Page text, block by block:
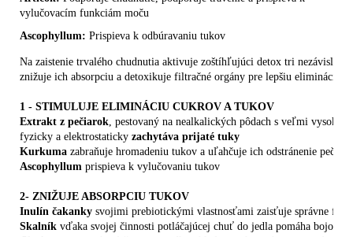
vylučovacím funkciám moču
Ascophyllum: Prispieva k odbúravaniu tukov
Na zaistenie trvalého chudnutia aktivuje zoštíhľujúci detox tri nezávislé
znižuje ich absorpciu a detoxikuje filtračné orgány pre lepšiu elimináciu.
1 - STIMULUJE ELIMINÁCIU CUKROV A TUKOV
Extrakt z pečiarok, pestovaný na nealkalických pôdach s veľmi
fyzicky a elektrostaticky zachytáva prijaté tuky
Kurkuma zabraňuje hromadeniu tukov a uľahčuje ich odstránenie
Ascophyllum prispieva k vylučovaniu tukov
2- ZNIŽUJE ABSORPCIU TUKOV
Inulín čakanky svojimi prebiotickými vlastnosťami zaisťuje správne
Skalník vďaka svojej činnosti potláčajúcej chuť do jedla pomáha